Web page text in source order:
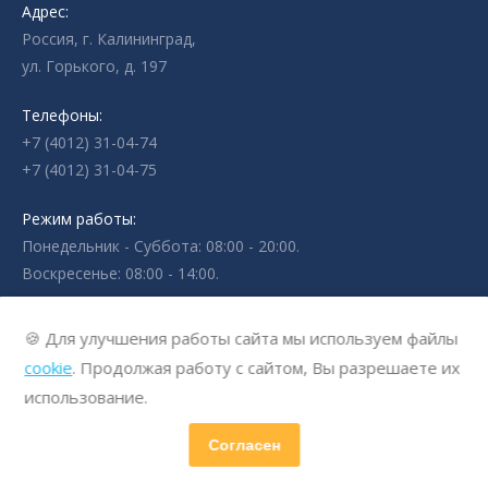
Адрес:
Россия, г. Калининград,
ул. Горького, д. 197
Телефоны:
+7 (4012) 31-04-74
+7 (4012) 31-04-75
Режим работы:
Понедельник - Суббота: 08:00 - 20:00.
Воскресенье: 08:00 - 14:00.
© 2011 - 2025 Гинекологический кабинет О.В. Кичигина - Сигма-
Мед Калининград
🍪 Для улучшения работы сайта мы используем файлы
cookie. Продолжая работу с сайтом, Вы разрешаете их
использование.
Согласен